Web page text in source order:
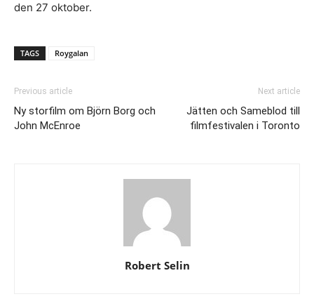
den 27 oktober.
TAGS Roygalan
Previous article
Ny storfilm om Björn Borg och
John McEnroe
Next article
Jätten och Sameblod till
filmfestivalen i Toronto
Robert Selin